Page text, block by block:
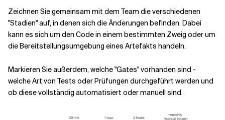
Zeichnen Sie gemeinsam mit dem Team die verschiedenen
"Stadien" auf, in denen sich die Änderungen befinden. Dabei
kann es sich um den Code in einem bestimmten Zweig oder um
die Bereitstellungsumgebung eines Artefakts handeln.
Markieren Sie außerdem, welche "Gates" vorhanden sind -
welche Art von Tests oder Prüfungen durchgeführt werden und
ob diese vollständig automatisiert oder manuell sind.